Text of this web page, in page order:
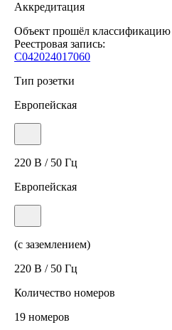
Аккредитация
Объект прошёл классификацию
Реестровая запись:
С042024017060
Тип розетки
Европейская
220 В / 50 Гц
Европейская
(с заземлением)
220 В / 50 Гц
Количество номеров
19 номеров